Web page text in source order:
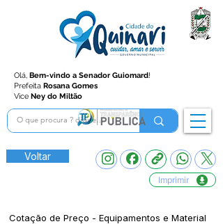
Olá, Bem-vindo a Senador Guiomard!
Prefeita Rosana Gomes
Vice Ney do Miltão
Voltar
Imprimir
Cotação de Preço - Equipamentos e Material